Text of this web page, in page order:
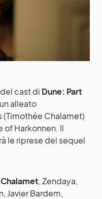
cast di Dune: Part
alleato
(Timothée Chalamet)
of Harkonnen. Il
le riprese del sequel
, Zendaya,
Javier Bardem,